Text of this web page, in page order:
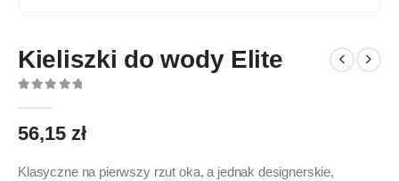
Kieliszki do wody Elite
56,15 zł
Klasyczne na pierwszy rzut oka, a jednak designerskie,